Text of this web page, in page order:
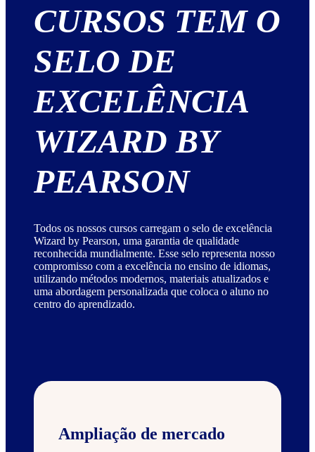
CURSOS TEM O
SELO DE
EXCELÊNCIA
WIZARD BY
PEARSON
Todos os nossos cursos carregam o selo de excelência
Wizard by Pearson, uma garantia de qualidade
reconhecida mundialmente. Esse selo representa nosso
compromisso com a excelência no ensino de idiomas,
utilizando métodos modernos, materiais atualizados e
uma abordagem personalizada que coloca o aluno no
centro do aprendizado.
Ampliação de mercado